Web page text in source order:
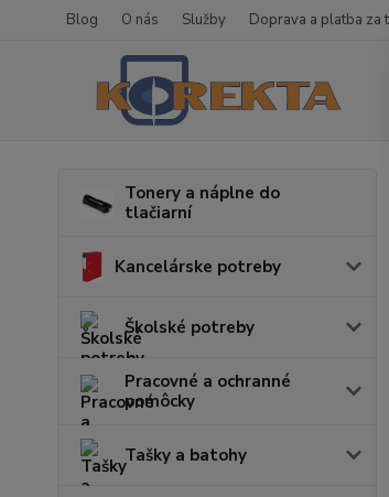
Blog O nás Služby Doprava a platba za
Tonery a náplne do
tlačiarní
Kancelárske potreby
Školské potreby
Pracovné a ochranné
pomôcky
Tašky a batohy